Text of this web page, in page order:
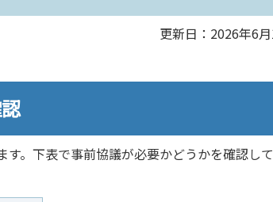
更新日：2026年6
。下表で事前協議が必要かどうかを確認し